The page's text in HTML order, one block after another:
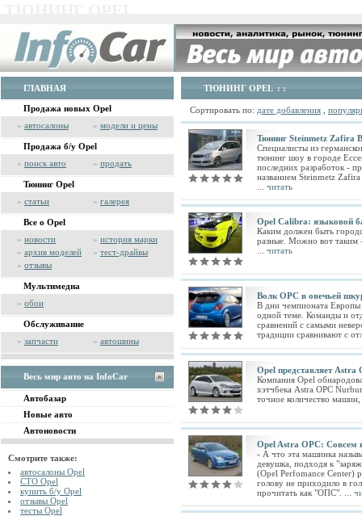
ГЛАВНАЯ
Продажа новых Opel
» автосалоны » модели и цены
Продажа б/у Opel
» поиск авто » продать
Тюнинг Opel
» статьи » галерея
Все о Opel
» новости » история марки
» архив моделей » тест-драйвы
» отзывы
Мультимедиа
» обои
Обслуживание
» запчасти » автошины
Весь мир авто на InfoCar
Автобазар
Новые авто
Автоновости
Смотрите также:
автосалоны Opel
СТО Opel
купить б/у Opel
отзывы Opel
тесты Opel
ТЮНИНГ OPEL: :
Сортировать по: дате добавления
Тюнинг Steinmetz Zafira B
Специалисты из
тюнинг шоу в городе
последних разработок -
названием Steinmetz
читать
Opel Calibra: языковой
Каким должен быть
разные. Можно вот
читать
Волк ОРС в овечьей
В дни чемпионата
одной теме. Команды и
сравнений с самыми
традиции сравнивают с
Opel представляет
Компания Opel
хэтчбека Astra OPC
точное количество
Opel Astra OPC: Совсем
- А что эта машинка
девушка, подходя к
(Opel Perfomance Center)
голову не приходило в
прочитать как "ОПС". ...